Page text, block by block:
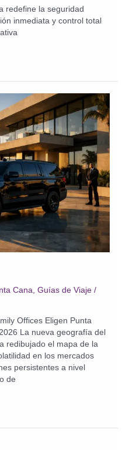
redefine la seguridad
inmediata y control total
Cana,Guías de Viaje /
Offices Eligen Punta
La nueva geografía del
redibujado el mapa de la
en los mercados
persistentes a nivel
de